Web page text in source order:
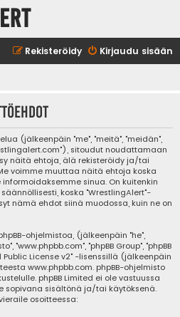
Kirjaudu sisään
Rekisteröidy
(jälkeenpäin "me", "meitä", "meidän",
sitoudut noudattamaan
näitä ehtoja, älä rekisteröidy ja/tai
voimme muuttaa näitä ehtoja koska
sinua. On kuitenkin
koska "WrestlingAlert"-
nämä ehdot siinä muodossa, kuin ne on
ohjelmistoa, (jälkeenpäin "he",
"www.phpbb.com", "phpBB Group", "phpBB
Public License v2" -lisenssillä (jälkeenpäin
www.phpbb.com. phpBB-ohjelmisto
phpBB Limited ei ole vastuussa
sopivana sisältönä ja/tai käytöksenä.
osoitteessa: